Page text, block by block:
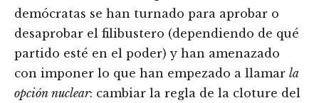
demócratas se han turnado para aprobar o
desaprobar el filibustero (dependiendo de qué
partido esté en el poder) y han amenazado
con imponer lo que han empezado a llamar la
opción nuclear: cambiar la regla de la cloture del